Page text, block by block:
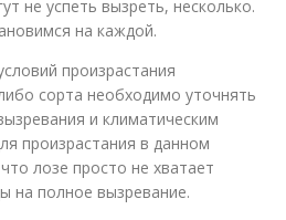
не успеть вызреть, несколько.
на каждой.
произрастания
сорта необходимо уточнять
и климатическим
произрастания в данном
лозе просто не хватает
на полное вызревание.